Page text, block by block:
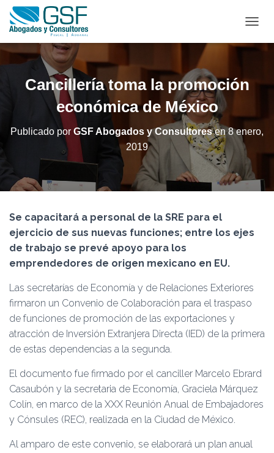
A
D
E
N
A
G
N
Cancillería toma la promoción
económica de México
Publicado por GSF Abogados y Consultoresen8 enero,
2019
Se capacitará a personal de la SRE para el
ejercicio de sus nuevas funciones; entre los ejes
de trabajo se prevé apoyo para los
emprendedores de origen mexicano en EU.
Las secretarías de Economía y de Relaciones Exteriores
firmaron un Convenio de Colaboración para el traspaso
de funciones de promoción de las exportaciones y
atracción de Inversión Extranjera Directa (IED) de la primera
de estas dependencias a la segunda.
El documento fue firmado por el canciller Marcelo Ebrard
Casaubón y la secretaria de Economía, Graciela Márquez
Colín, en marco de la XXX Reunión Anual de Embajadores
y Cónsules (REC), realizada en la Ciudad de México.
Al amparo de este convenio, se elaborará un plan anual